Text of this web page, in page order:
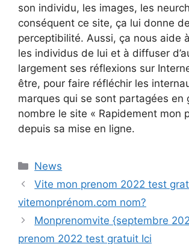
son individu, les images, les
conséquent ce site, ça lui donne
perceptibilité. Aussi, ça nous aide
les individus de lui et à diffuser
largement ses réflexions sur
être, pour faire réfléchir les
marques qui se sont partagées en
nombre le site « Rapidement mon
depuis sa mise en ligne.
News
Vite mon prenom 2022 test
vitemonprénom.com nom?
Monprenomvite {septembre
prenom 2022 test gratuit Ici